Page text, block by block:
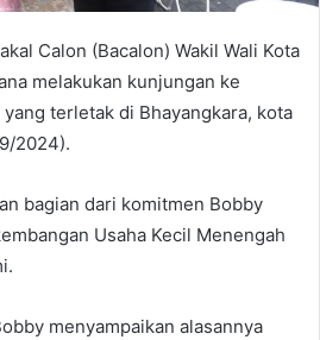
Calon (Bacalon) Wakil Wali Kota
melakukan kunjungan ke
terletak di Bhayangkara, kota
2024).
bagian dari komitmen Bobby
Usaha Kecil Menengah
menyampaikan alasannya